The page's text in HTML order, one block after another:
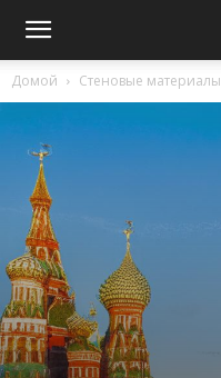
Домой Стеновые материалы